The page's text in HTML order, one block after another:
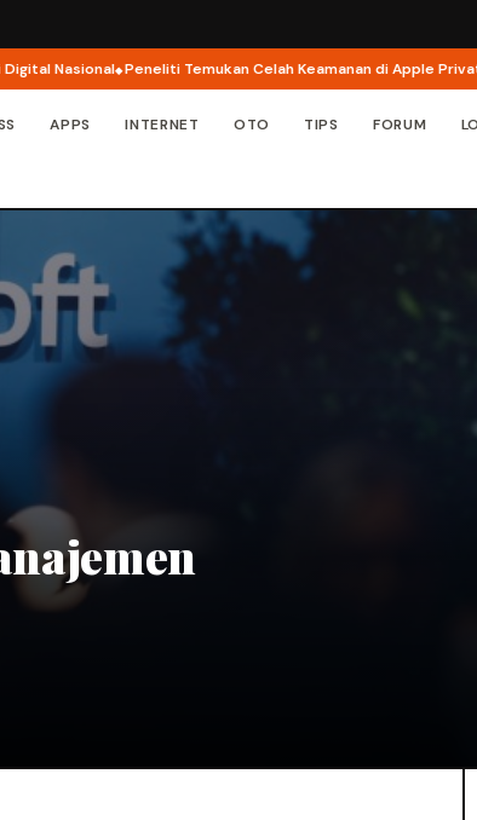
Peneliti Temukan Celah Keamanan di Apple Private Relay
APPS INTERNET OTO TIPS FORUM